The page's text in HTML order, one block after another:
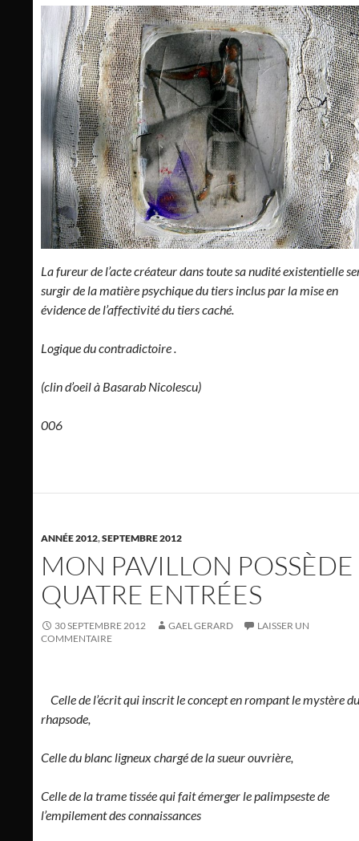
La fureur de l’acte créateur dans toute sa nudité existentielle
surgir de la matière psychique du tiers inclus par la mise en
évidence de l’affectivité du tiers caché.
Logique du contradictoire .
(clin d’oeil à Basarab Nicolescu)
006
ANNÉE 2012,SEPTEMBRE 2012
MON PAVILLON POSSÈDE
QUATRE ENTRÉES
30 SEPTEMBRE 2012 GAEL GERARD
LAISSER UN
COMMENTAIRE
Celle de l’écrit qui inscrit le concept en rompant le mystère du
rhapsode,
Celle du blanc ligneux chargé de la sueur ouvrière,
Celle de la trame tissée qui fait émerger le palimpseste de
l’empilement des connaissances